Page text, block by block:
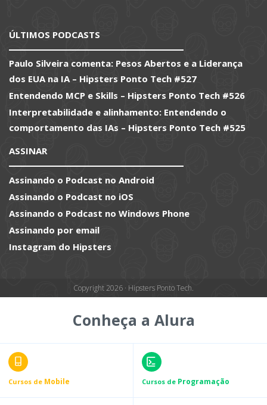
ÚLTIMOS PODCASTS
Paulo Silveira comenta: Pesos Abertos e a Liderança
dos EUA na IA – Hipsters Ponto Tech #527
Entendendo MCP e Skills – Hipsters Ponto Tech #526
Interpretabilidade e alinhamento: Entendendo o
comportamento das IAs – Hipsters Ponto Tech #525
ASSINAR
Assinando o Podcast no Android
Assinando o Podcast no iOS
Assinando o Podcast no Windows Phone
Assinando por email
Instagram do Hipsters
Copyright 2026 · Hipsters Ponto Tech.
Conheça a Alura
Cursos de Mobile Cursos de Programação